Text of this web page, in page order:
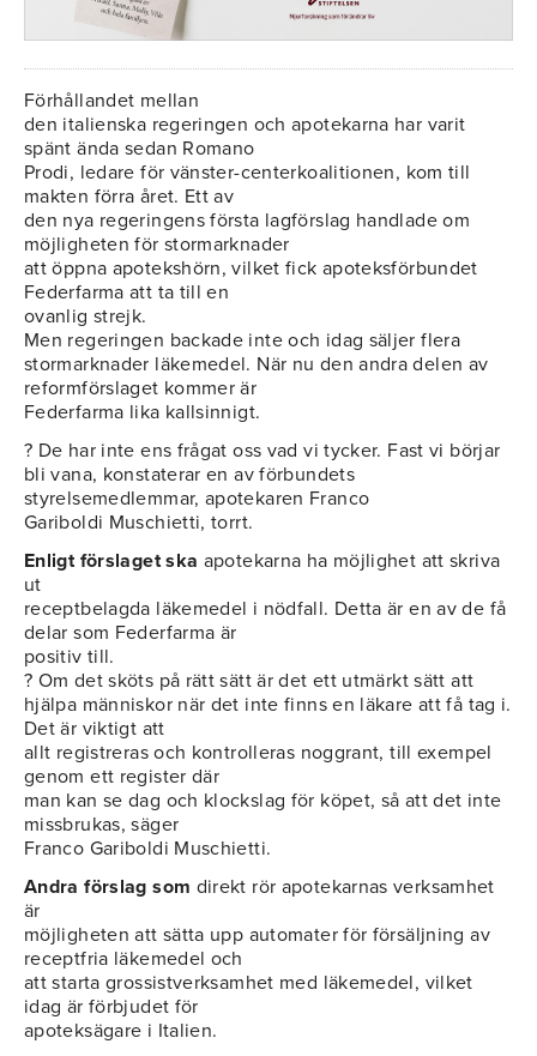
Förhållandet mellan
den italienska regeringen och apotekarna har varit
spänt ända sedan Romano
Prodi, ledare för vänster-centerkoalitionen, kom till
makten förra året. Ett av
den nya regeringens första lagförslag handlade om
möjligheten för stormarknader
att öppna apotekshörn, vilket fick apoteksförbundet
Federfarma att ta till en
ovanlig strejk.
Men regeringen backade inte och idag säljer flera
stormarknader läkemedel. När nu den andra delen av
reformförslaget kommer är
Federfarma lika kallsinnigt.
? De har inte ens frågat oss vad vi tycker. Fast vi börjar
bli vana, konstaterar en av förbundets
styrelsemedlemmar, apotekaren Franco
Gariboldi Muschietti, torrt.
Enligt förslaget ska apotekarna ha möjlighet att skriva
ut
receptbelagda läkemedel i nödfall. Detta är en av de få
delar som Federfarma är
positiv till.
? Om det sköts på rätt sätt är det ett utmärkt sätt att
hjälpa människor när det inte finns en läkare att få tag i.
Det är viktigt att
allt registreras och kontrolleras noggrant, till exempel
genom ett register där
man kan se dag och klockslag för köpet, så att det inte
missbrukas, säger
Franco Gariboldi Muschietti.
Andra förslag som direkt rör apotekarnas verksamhet
är
möjligheten att sätta upp automater för försäljning av
receptfria läkemedel och
att starta grossistverksamhet med läkemedel, vilket
idag är förbjudet för
apoteksägare i Italien.